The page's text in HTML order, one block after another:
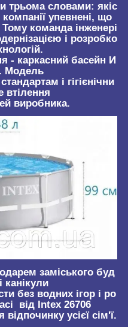
трьома словами: якіс
упевнені, що
команда інженері
і розробко
- каркасний басейн И
Модель
і гігієнічни
виробника.
заміського буд
канікули
без водних ігор і ро
від Intex 26706
усієї сім'ї.